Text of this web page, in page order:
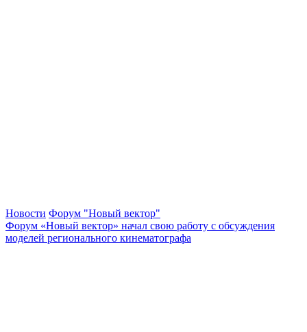
Новости Форум "Новый вектор"
Форум «Новый вектор» начал свою работу с обсуждения
моделей регионального кинематографа